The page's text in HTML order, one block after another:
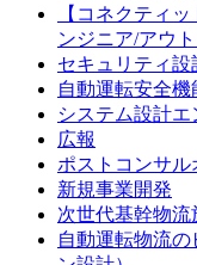
【コネクティ
ンジニア​/アウ
セキュリティ設
自動運転安全
システム設計エ
広報
ポストコンサ
新規事業開発
次世代基幹物流
自動運転物流